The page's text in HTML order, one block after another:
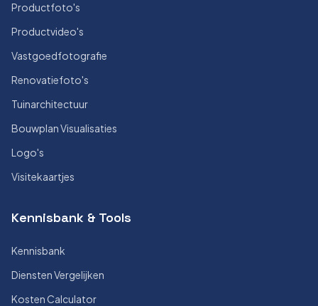
Productfoto's
Productvideo's
Vastgoedfotografie
Renovatiefoto's
Tuinarchitectuur
Bouwplan Visualisaties
Logo's
Visitekaartjes
Kennisbank & Tools
Kennisbank
Diensten Vergelijken
Kosten Calculator